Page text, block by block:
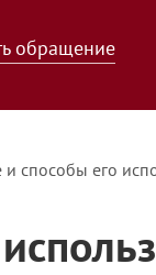
обращение
и способы его